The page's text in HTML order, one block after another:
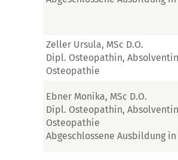
Zeller Ursula, MSc D.O.
Dipl. Osteopathin,
Osteopathie
Ebner Monika, MSc D.O.
Dipl. Osteopathin,
Osteopathie
Abgeschlossene Ausbildung